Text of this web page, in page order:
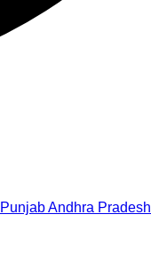
PunjabAndhra Pradesh